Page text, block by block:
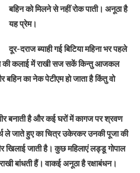
बहिन को मिलने से नहीं रोक पाती। अनूठा है
यह प्रेम।
दूर-दराज ब्याही गई बिटिया महिना भर पहले
की कलाई में राखी सज सकें किन्तु आजकल
बहिन का नेक पेटीएम हो जाता है किंतु वो
बनाती है और कई घरों में कागज पर श्रवण
ले जाते हुए का चित्र उकेरकर उनकी पूजा की
खिलाई जाती है। कुछ महिलाएं लड्डू गोपाल
बांधती हैं। वाकई अनूठा है रक्षाबंधन।